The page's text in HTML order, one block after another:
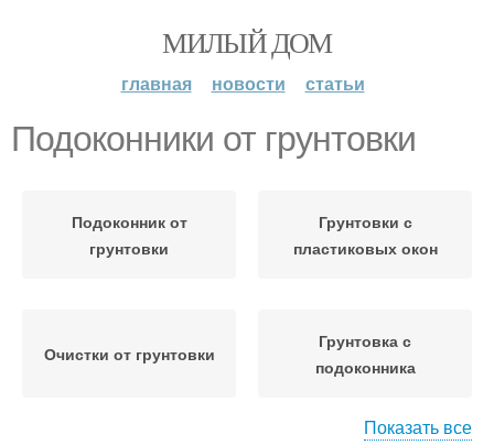
МИЛЫЙ ДОМ
главная новости статьи
Подоконники от грунтовки
Подоконник от
грунтовки
Грунтовки с
пластиковых окон
Очистки от грунтовки
Грунтовка с
подоконника
Показать все